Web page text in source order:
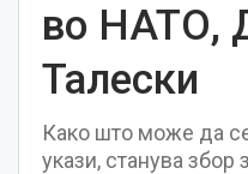
во НАТО,
Талески
Како што може да
укази, станува